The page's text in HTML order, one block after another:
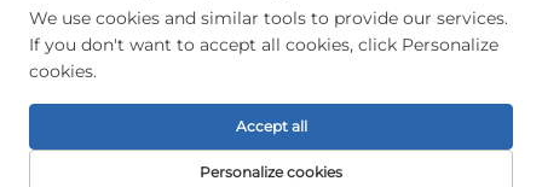
Direitos autorais © 2026 Changzhou Pacific Electric Equipment
(Group) Co., Ltd. Todos os direitos reservados. Política de Privacidade
We use cookies and similar tools to provide our services.
If you don't want to accept all cookies, click Personalize
cookies.
Personalize cookies
Accept all